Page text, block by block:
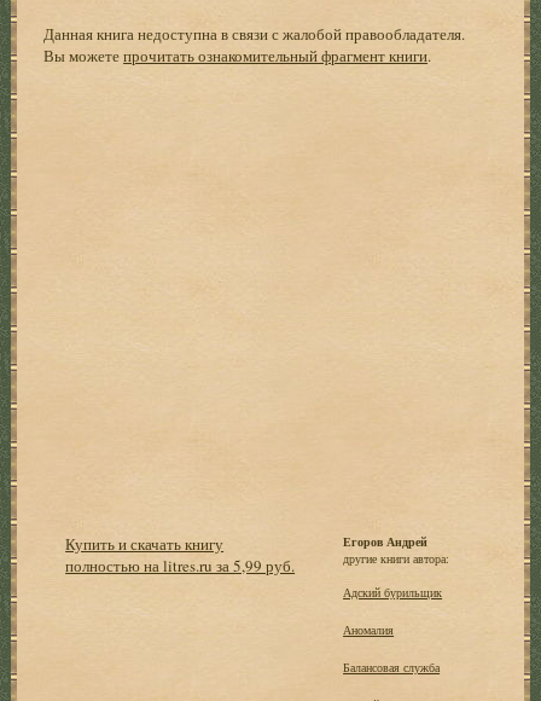
Данная книга недоступна в связи с жалобой правообладателя.
Вы можетепрочитать ознакомительный фрагмент книги.
Купить и скачать книгу
полностью на litres.ru за 5,99 руб.
Егоров Андрей
другие книги автора:
Адский бурильщик
Аномалия
Балансовая служба